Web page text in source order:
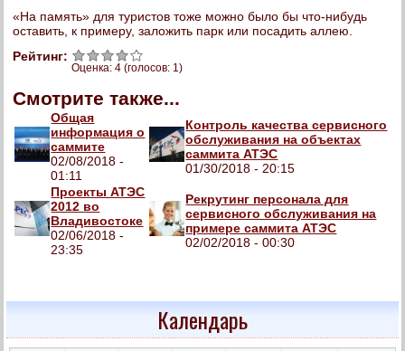
«На память» для туристов тоже можно было бы что-нибудь
оставить, к примеру, заложить парк или посадить аллею.
Рейтинг:
Оценка:4 (голосов: 1)
Смотрите также...
Общая
информация о
саммите
02/08/2018 -
01:11
Контроль качества сервисного
обслуживания на объектах
саммита АТЭС
01/30/2018 - 20:15
Проекты АТЭС
2012 во
Владивостоке
02/06/2018 -
23:35
Рекрутинг персонала для
сервисного обслуживания на
примере саммита АТЭС
02/02/2018 - 00:30
Календарь